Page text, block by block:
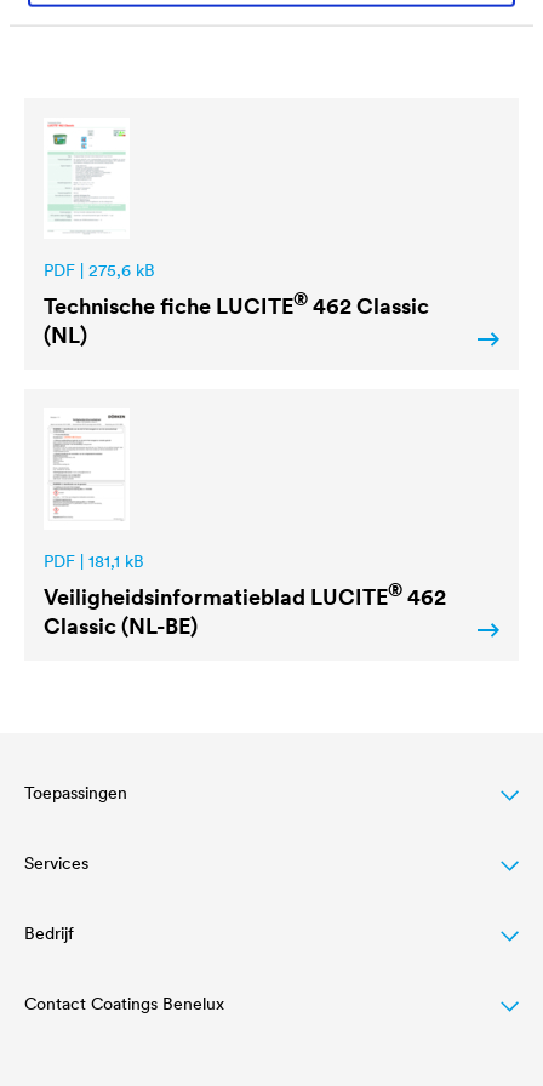
Downloads
PDF | 275,6 kB
Technische fiche LUCITE® 462 Classic
(NL)
PDF | 181,1 kB
Veiligheidsinformatieblad LUCITE® 462
Classic (NL-BE)
Toepassingen
Wood varnish
Agriculture
Automotive
Services
Downloadcenter
Referenties
Bedrijf
Bedrijfsstructuur & management
Contact Coatings Benelux